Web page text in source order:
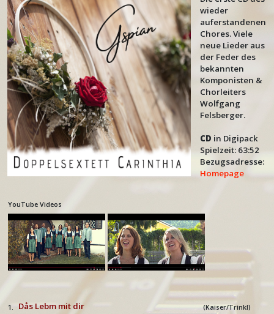
wieder
auferstandenen
Chores. Viele
neue Lieder aus
der Feder des
bekannten
Komponisten &
Chorleiters
Wolfgang
Felsberger.
CD in Digipack
Spielzeit: 63:52
Bezugsadresse:
Homepage
YouTube Videos
1. Dås Lebm mit dir (Kaiser/Trinkl)